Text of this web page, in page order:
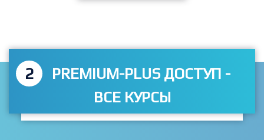
2
PREMIUM-PLUS ДОСТУП -
ВСЕ КУРСЫ